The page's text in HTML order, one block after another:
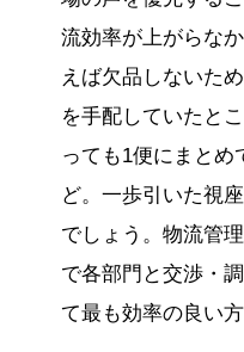
流効率が上がらな
えば欠品しないた
を手配していたと
っても1便にまとめ
ど。一歩引いた視
でしょう。物流管
で各部門と交渉・
て最も効率の良い